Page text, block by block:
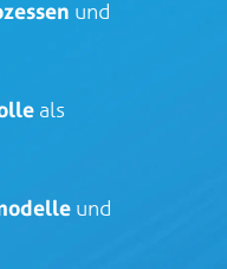
und
als
und